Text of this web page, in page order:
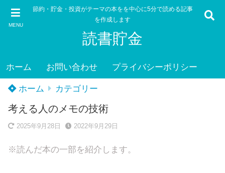
MENU
節約・貯金・投資がテーマの本をを中心に5分で読める記事
を作成します
読書貯金
ホーム お問い合わせ プライバシーポリシー
ホーム カテゴリー
考える人のメモの技術
2025年9月28日 2022年9月29日
※読んだ本の一部を紹介します。